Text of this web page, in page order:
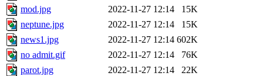
mod.jpg
2022-11-27 12:14
15K
neptune.jpg
2022-11-27 12:14
15K
news1.jpg
2022-11-27 12:14 602K
no admit.gif
2022-11-27 12:14
76K
parot.jpg
2022-11-27 12:14
22K